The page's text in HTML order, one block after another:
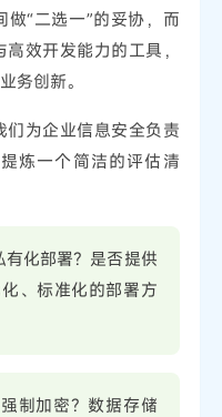
“二选一”的妥协，而
效开发能力的工具，
务创新。
们为企业信息安全负责
炼一个简洁的评估清
有化部署？是否提供
、标准化的部署方
制加密？数据存储